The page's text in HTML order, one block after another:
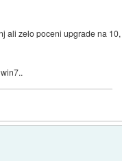
ali zelo poceni upgrade na